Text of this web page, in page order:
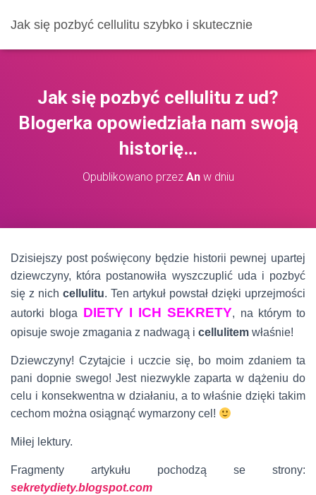
Jak się pozbyć cellulitu szybko i skutecznie
Jak się pozbyć cellulitu z ud?
Blogerka opowiedziała nam swoją
historię…
Opublikowano przez Anw dniu
Dzisiejszy post poświęcony będzie historii pewnej upartej
dziewczyny, która postanowiła wyszczuplić uda i pozbyć
się z nich cellulitu. Ten artykuł powstał dzięki uprzejmości
autorki bloga DIETY I ICH SEKRETY, na którym to
opisuje swoje zmagania z nadwagą i cellulitem właśnie!
Dziewczyny! Czytajcie i uczcie się, bo moim zdaniem ta
pani dopnie swego! Jest niezwykle zaparta w dążeniu do
celu i konsekwentna w działaniu, a to właśnie dzięki takim
cechom można osiągnąć wymarzony cel!
Miłej lektury.
Fragmenty artykułu pochodzą se strony:
sekretydiety.blogspot.com